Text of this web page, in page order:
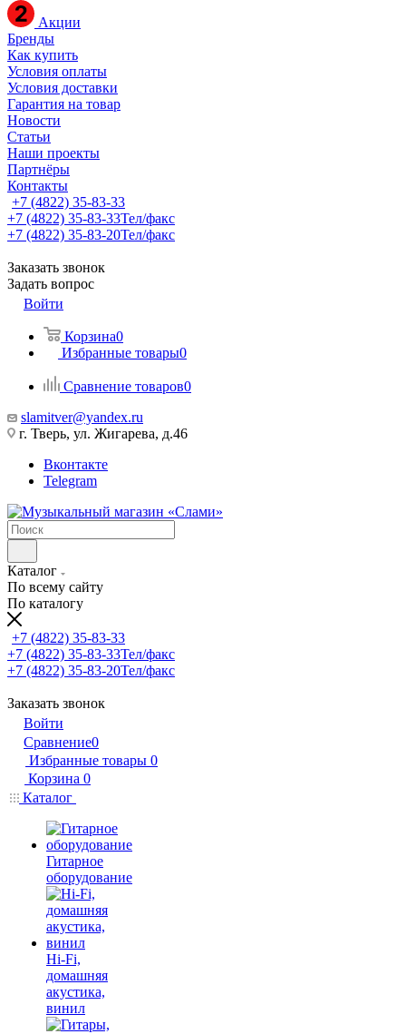
Акции
Бренды
Как купить
Условия оплаты
Условия доставки
Гарантия на товар
Новости
Статьи
Наши проекты
Партнёры
Контакты
+7 (4822) 35-83-33
+7 (4822) 35-83-33Тел/факс
+7 (4822) 35-83-20Тел/факс
Заказать звонок
Задать вопрос
Войти
Корзина0
Избранные товары0
Сравнение товаров0
slamitver@yandex.ru
г. Тверь, ул. Жигарева, д.46
Вконтакте
Telegram
Каталог
По всему сайту
По каталогу
+7 (4822) 35-83-33
+7 (4822) 35-83-33Тел/факс
+7 (4822) 35-83-20Тел/факс
Заказать звонок
Войти
Сравнение0
Избранные товары 0
Корзина 0
Каталог
Гитарное
оборудование
Hi-Fi,
домашняя
акустика,
винил